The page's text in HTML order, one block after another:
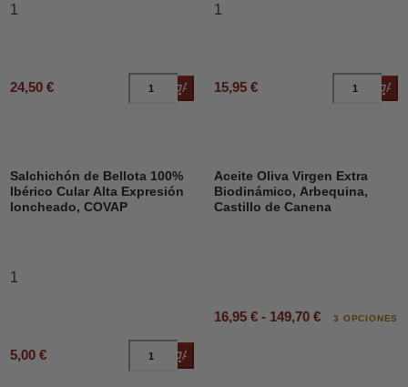
1
24,50 € Añadir al carrito
1
15,95 €
Salchichón de Bellota 100%
Ibérico Cular Alta Expresión
loncheado, COVAP
1
5,00 € Añadir al carrito
DESCUENTO
Aceite Oliva Virgen Extra
Biodinámico, Arbequina,
Castillo de Canena
16,95 € - 149,70 € 3 OPCIONES